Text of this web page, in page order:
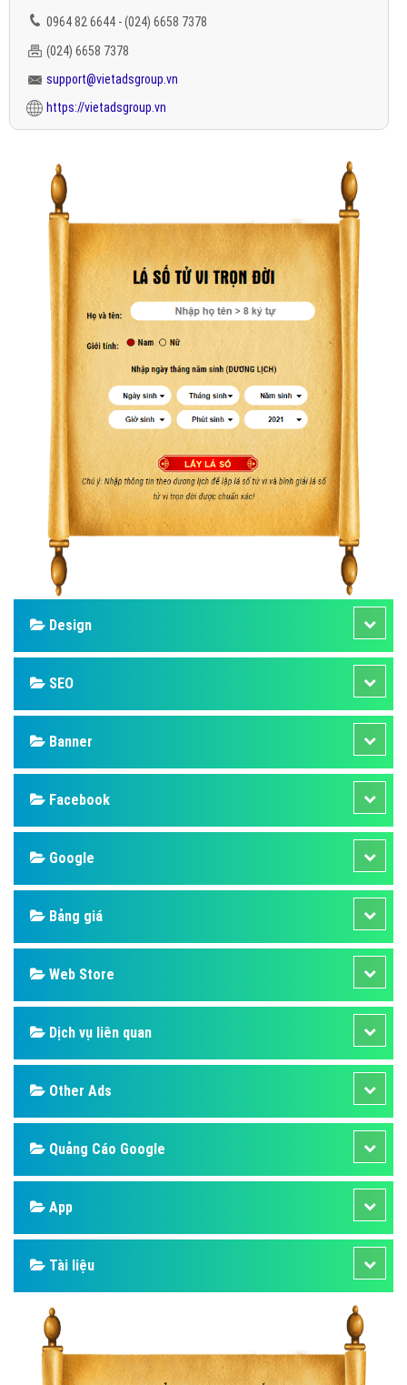
0964 82 6644 - (024) 6658 7378
(024) 6658 7378
support@vietadsgroup.vn
https://vietadsgroup.vn
Design
SEO
Banner
Facebook
Google
Bảng giá
Web Store
Dịch vụ liên quan
Other Ads
Quảng Cáo Google
App
Tài liệu